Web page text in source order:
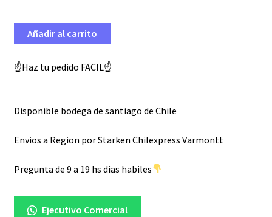
era:
$ 8.990.
es:
$ 6.293.
Añadir al carrito
☝️Haz tu pedido FACIL☝️
Disponible bodega de santiago de Chile
Envios a Region por Starken Chilexpress Varmontt
Pregunta de 9 a 19 hs dias habiles
Ejecutivo Comercial